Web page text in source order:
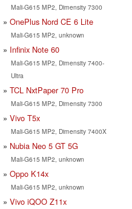
Mali-G615 MP2, Dimensity 7300
OnePlus Nord CE 6 Lite
Mali-G615 MP2, unknown
Infinix Note 60
Mali-G615 MP2, Dimensity 7400-
Ultra
TCL NxtPaper 70 Pro
Mali-G615 MP2, Dimensity 7300
Vivo T5x
Mali-G615 MP2, Dimensity 7400X
Nubia Neo 5 GT 5G
Mali-G615 MP2, unknown
Oppo K14x
Mali-G615 MP2, unknown
Vivo iQOO Z11x